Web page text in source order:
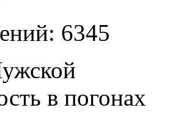
6345
в погонах